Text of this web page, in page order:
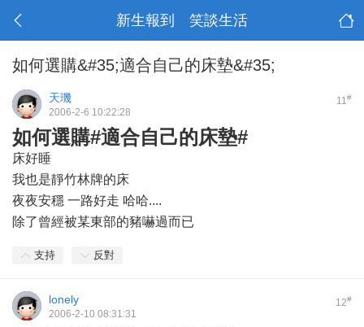
新生報到 笑談生活
如何選購&#35;適合自己的床墊&#35;
11#
天璣
2006-2-6 10:22:28
如何選購#適合自己的床墊#
床好睡
我也是靜竹林牌的床
夜夜安穩 一路好走 哈哈....
除了曾經被某東部的豬嚇過而已
支持 反對
12#
lonely
2006-2-10 08:31:31